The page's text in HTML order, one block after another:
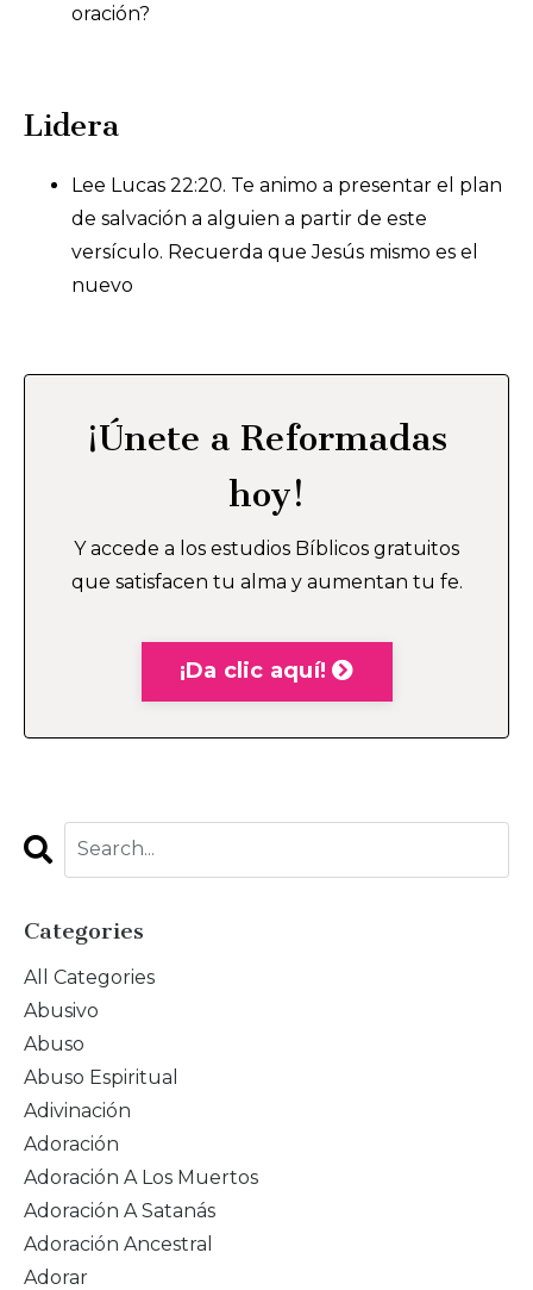
oración?
Lidera
Lee Lucas 22:20. Te animo a presentar el plan
de salvación a alguien a partir de este
versículo. Recuerda que Jesús mismo es el
nuevo
¡Únete a Reformadas
hoy!
Y accede a los estudios Bíblicos gratuitos
que satisfacen tu alma y aumentan tu fe.
¡Da clic aquí!
Categories
All Categories
Abusivo
Abuso
Abuso Espiritual
Adivinación
Adoración
Adoración A Los Muertos
Adoración A Satanás
Adoración Ancestral
Adorar